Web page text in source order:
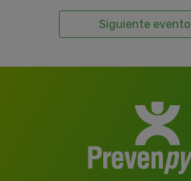
Siguiente evento